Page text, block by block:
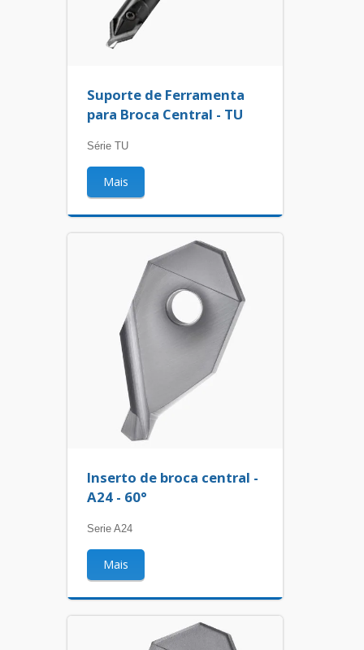
Suporte de Ferramenta
para Broca Central - TU
Série TU
Mais
Inserto de broca central -
A24 - 60°
Serie A24
Mais